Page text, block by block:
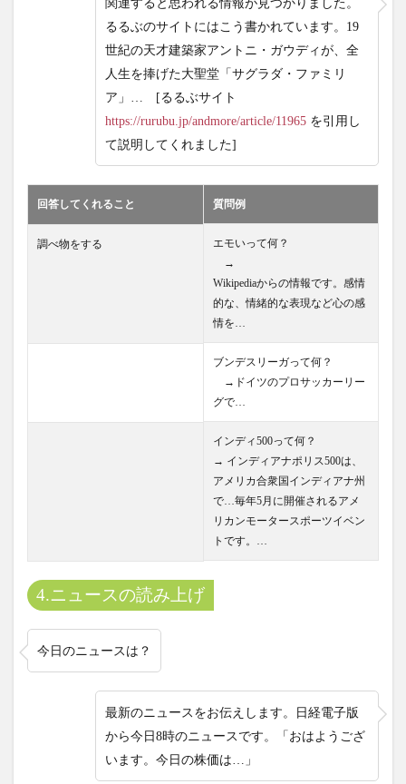
関連すると思われる情報が見つかりました。
るるぶのサイトにはこう書かれています。19
世紀の天才建築家アントニ・ガウディが、全
人生を捧げた大聖堂「サグラダ・ファミリ
ア」… [るるぶサイト
https://rurubu.jp/andmore/article/11965 を引用し
て説明してくれました]
回答してくれること 質問例
調べ物をする
エモいって何？
→
Wikipediaからの情報です。感情
的な、情緒的な表現など心の感
情を…
ブンデスリーガって何？
→ドイツのプロサッカーリー
グで…
インディ500って何？
→ インディアナポリス500は、
アメリカ合衆国インディアナ州
で…毎年5月に開催されるアメ
リカンモータースポーツイベン
トです。…
4.ニュースの読み上げ
今日のニュースは？
最新のニュースをお伝えします。日経電子版
から今日8時のニュースです。「おはようござ
います。今日の株価は…」